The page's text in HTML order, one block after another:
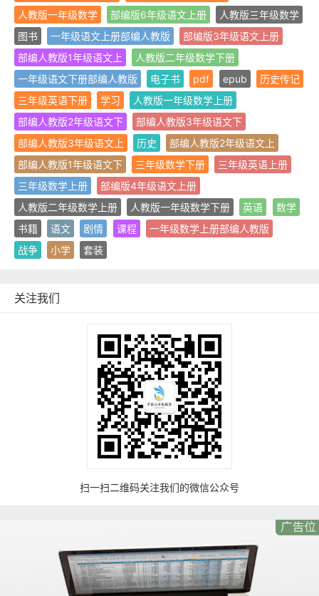
人教版一年级数学
部编版6年级语文上册
人教版三年级数学
图书
一年级语文上册部编人教版
部编版3年级语文上册
部编人教版1年级语文上
人教版二年级数学下册
一年级语文下册部编人教版
电子书 pdf epub
历史传记
三年级英语下册
学习
人教版一年级数学上册
部编人教版2年级语文下
部编人教版3年级语文下
部编人教版3年级语文上
历史
部编人教版2年级语文上
部编人教版1年级语文下
三年级数学下册
三年级英语上册
三年级数学上册
部编版4年级语文上册
人教版二年级数学上册
人教版一年级数学下册 英语
数学
书籍
语文 剧情 课程
一年级数学上册部编人教版
战争
小学 套装
关注我们
扫一扫二维码关注我们的微信公众号